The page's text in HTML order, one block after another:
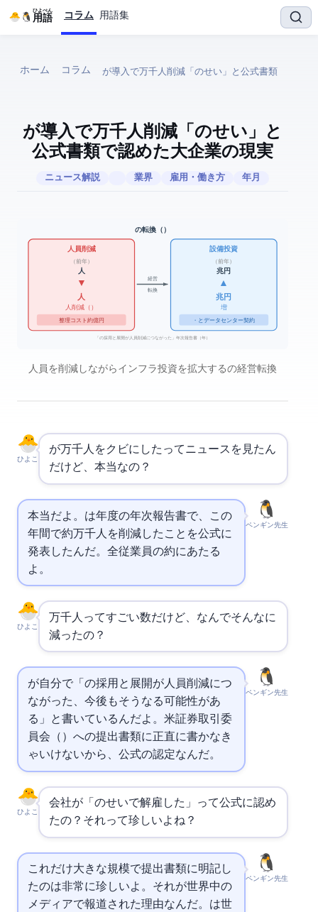
IT用語
ひよぺん コラム 用語集
ホーム コラム
OracleがAI導入で2万1千人削減 — 「AIのせい」と
公式書類で認めた大企業の現実
ITニュース解説 IT業界 雇用・働き方 2026年06月
OracleのAI転換（FY2026）
人員削減
FY2025（前年）
162,000人
▼
141,000人
21,000人削減（13%）
整理コスト 約2,760億円
経営
転換
AI設備投資
FY2025（前年）
2.1兆円
▲
5.6兆円
+162% 増
OpenAI・Metaとデータセンター契約
「AIの採用と展開が人員削減につながった」— Oracle年次報告書（2026年）
人員を削減しながらAIインフラ投資を拡大するOracleの経営転換
ひよこ
が2万1千人をクビにしたってニュースを見たん
だけど、本当なの？
ペンギン先生
本当だよ。 は2026年度の年次報告書で、この1
年間で約2万1千人を削減したことを公式に
発表したんだ。全従業員の約13%にあたる
よ。
ひよこ
2万1千人ってすごい数だけど、なんでそんなに
減ったの？
ペンギン先生
が自分で「AIの採用と展開が人員削減につ
ながった、今後もそうなる可能性があ
る」と書いているんだよ。米証券取引委
員会（SEC）への提出書類に正直に書かなき
ゃいけないから、公式の認定なんだ。
ひよこ
会社が「AIのせいで解雇した」って公式に認め
たの？それって珍しいよね？
ペンギン先生
これだけ大きな規模でSEC提出書類に明記し
たのは非常に珍しいよ。それが世界中の
メディアで報道された理由なんだ。 は世